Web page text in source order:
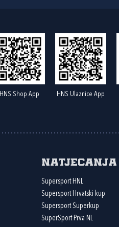
HNS Shop App HNS Ulaznice App
Natjecanja
Supersport HNL
Supersport Hrvatski kup
Supersport Superkup
SuperSport Prva NL